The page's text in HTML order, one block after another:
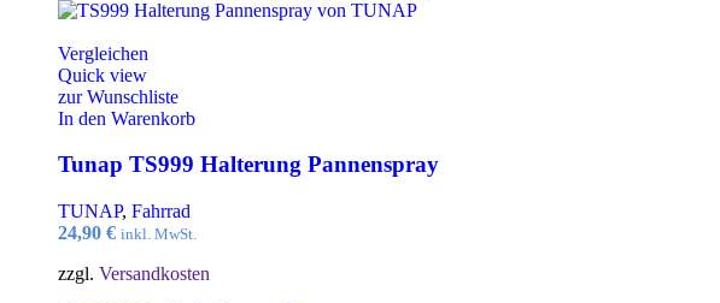
Vergleichen
Quick view
zur Wunschliste
In den Warenkorb
Tunap TS999 Halterung Pannenspray
TUNAP, Fahrrad
24,90 € inkl. MwSt.
zzgl. Versandkosten